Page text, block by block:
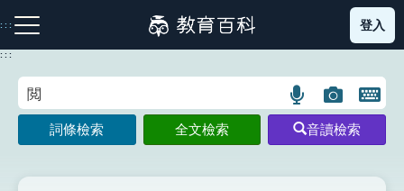
到
主
:::
注音索引圖示 筆畫索引圖示 部首索引表圖示
登入
:::
語
言
搜
圖
片
搜
開
鍵
圖
詞條檢索 全文檢索 音讀檢索